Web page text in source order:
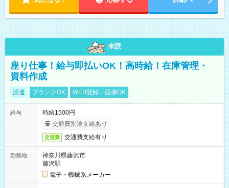
未読
座り仕事！給与即払いOK！高時給！在庫管理・
資料作成
派遣 ブランクOK WEB登録・面接OK
給与
時給1500円
交通費別途支給あり
交通費 交通費支給有り
勤務地
神奈川県藤沢市
藤沢駅
電子・機械系メーカー